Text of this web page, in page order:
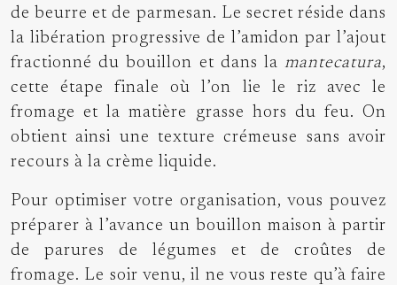
de beurre et de parmesan. Le secret réside dans
la libération progressive de l’amidon par l’ajout
fractionné du bouillon et dans la mantecatura,
cette étape finale où l’on lie le riz avec le
fromage et la matière grasse hors du feu. On
obtient ainsi une texture crémeuse sans avoir
recours à la crème liquide.
Pour optimiser votre organisation, vous pouvez
préparer à l’avance un bouillon maison à partir
de parures de légumes et de croûtes de
fromage. Le soir venu, il ne vous reste qu’à faire